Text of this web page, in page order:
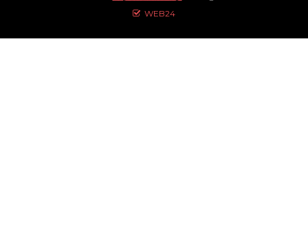
WEB24